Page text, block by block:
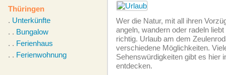
Thüringen
. Unterkünfte
. . Bungalow
. . Ferienhaus
. . Ferienwohnung
Wer die Natur, mit all ihren
angeln, wandern oder radeln
richtig. Urlaub am dem
verschiedene Möglichkeiten.
Sehenswürdigkeiten gibt es hier
entdecken.